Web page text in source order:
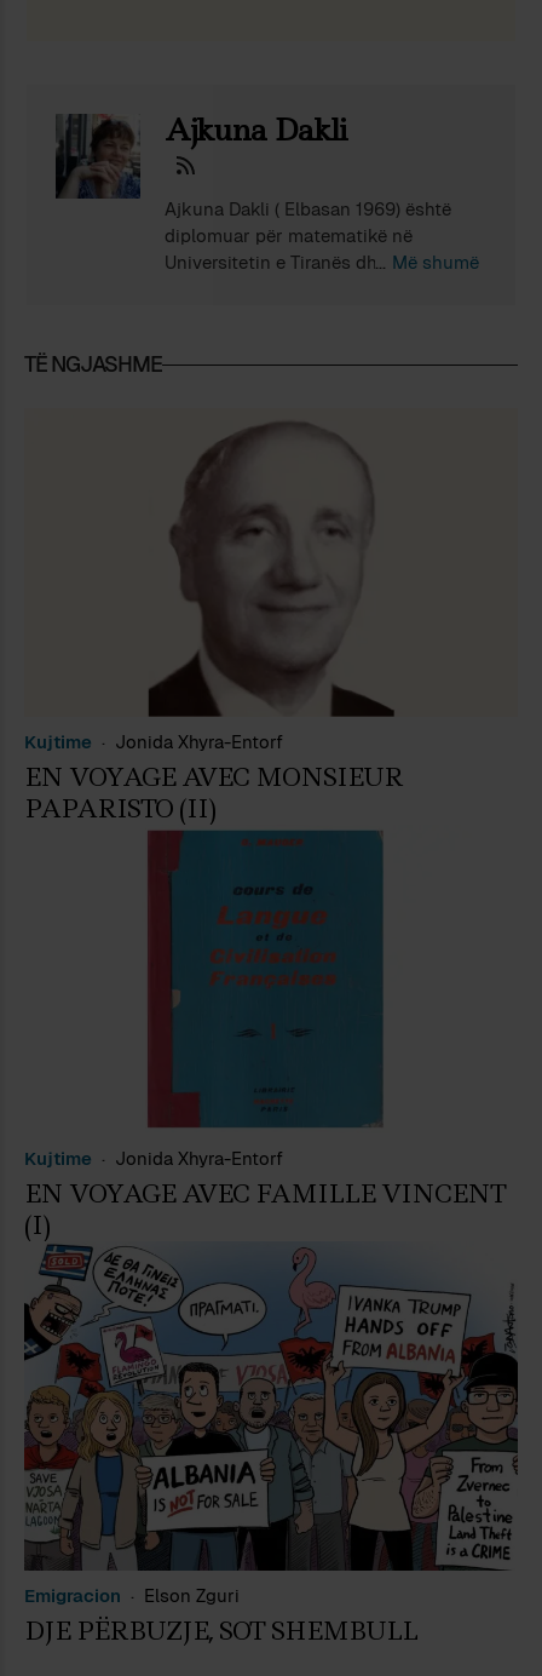
Ajkuna Dakli
Ajkuna Dakli ( Elbasan 1969) është
diplomuar për matematikë në
Universitetin e Tiranës dhe më pas për
dhe letërsia janë dy nga format më të
ndjeshmërisë njerëzore ndaj e ka
jetuar jetën mes dy botëve. Shkruan
poezi, prozë të shkurtër dhe ese .
Është autore e një vëllimi poetik , dy
vëllimeve në prozë të shkurtër dhe
disa artikujve në revista shqip.
Më shumë
TË NGJASHME
Kujtime Jonida Xhyra-Entorf
EN VOYAGE AVEC MONSIEUR
PAPARISTO (II)
Kujtime Jonida Xhyra-Entorf
EN VOYAGE AVEC FAMILLE VINCENT
(I)
Emigracion Elson Zguri
DJE PËRBUZJE, SOT SHEMBULL